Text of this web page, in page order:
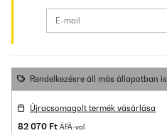
Rendelkezésre áll más állapotban is
Újracsomagolt termék vásárlása
82 070 Ft ÁFÁ-val